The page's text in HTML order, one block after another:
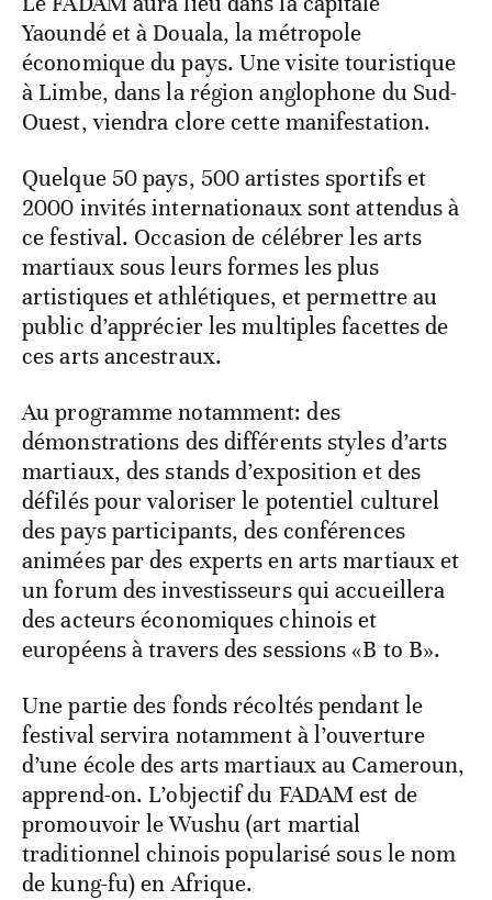
Yaoundé et à Douala, la métropole
économique du pays. Une visite touristique
à Limbe, dans la région anglophone du Sud-
Ouest, viendra clore cette manifestation.
Quelque 50 pays, 500 artistes sportifs et
2000 invités internationaux sont attendus à
ce festival. Occasion de célébrer les arts
martiaux sous leurs formes les plus
artistiques et athlétiques, et permettre au
public d’apprécier les multiples facettes de
ces arts ancestraux.
Au programme notamment: des
démonstrations des différents styles d’arts
martiaux, des stands d’exposition et des
défilés pour valoriser le potentiel culturel
des pays participants, des conférences
animées par des experts en arts martiaux et
un forum des investisseurs qui accueillera
des acteurs économiques chinois et
européens à travers des sessions «B to B».
Une partie des fonds récoltés pendant le
festival servira notamment à l’ouverture
d’une école des arts martiaux au Cameroun,
apprend-on. L’objectif du FADAM est de
promouvoir le Wushu (art martial
traditionnel chinois popularisé sous le nom
de kung-fu) en Afrique.